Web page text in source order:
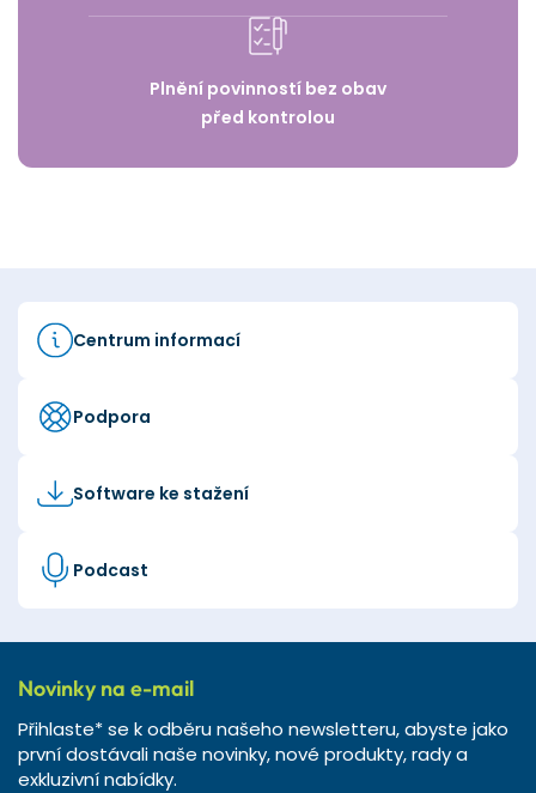
Plnění povinností bez obav
před kontrolou
Centrum informací
Podpora
Software ke stažení
Podcast
Novinky na e-mail
Přihlaste* se k odběru našeho newsletteru, abyste jako
první dostávali naše novinky, nové produkty, rady a
exkluzivní nabídky.